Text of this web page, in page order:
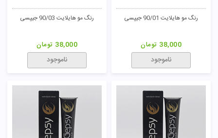
رنگ مو هایلایت 90/01 جیپسی
38,000 تومان
ناموجود
رنگ مو هایلایت 90/03 جیپسی
38,000 تومان
ناموجود